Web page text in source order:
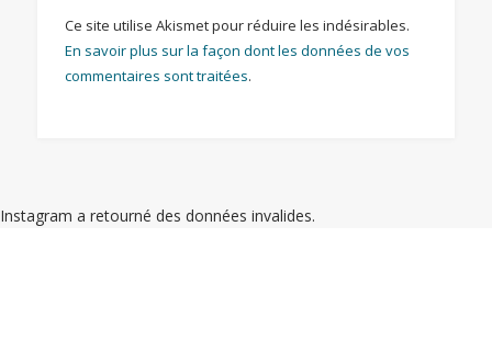
Ce site utilise Akismet pour réduire les indésirables.
En savoir plus sur la façon dont les données de vos
commentaires sont traitées.
Instagram a retourné des données invalides.